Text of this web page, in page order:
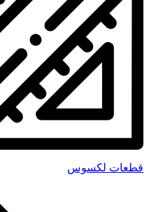
قطعات لکسوس